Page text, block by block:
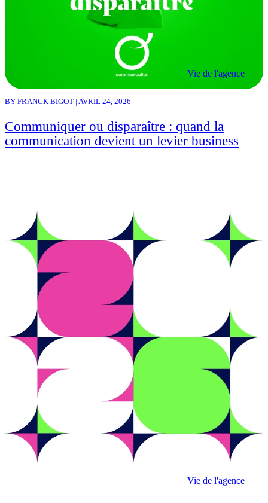
Vie de l'agence
BY FRANCK BIGOT | AVRIL 24, 2026
Communiquer ou disparaître : quand la
communication devient un levier business
Vie de l'agence